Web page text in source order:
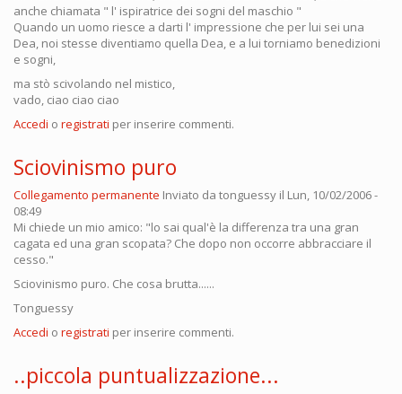
anche chiamata " l' ispiratrice dei sogni del maschio "
Quando un uomo riesce a darti l' impressione che per lui sei una
Dea, noi stesse diventiamo quella Dea, e a lui torniamo benedizioni
e sogni,
ma stò scivolando nel mistico,
vado, ciao ciao ciao
Accedi o registrati per inserire commenti.
Sciovinismo puro
Collegamento permanente Inviato da tonguessy il Lun, 10/02/2006 -
08:49
Mi chiede un mio amico: "lo sai qual'è la differenza tra una gran
cagata ed una gran scopata? Che dopo non occorre abbracciare il
cesso."
Sciovinismo puro. Che cosa brutta......
Tonguessy
Accedi o registrati per inserire commenti.
..piccola puntualizzazione...